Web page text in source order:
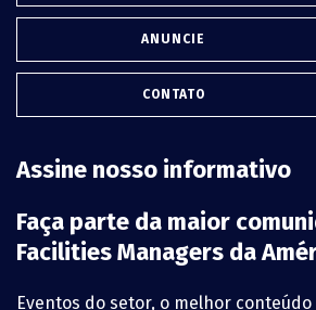
ANUNCIE
CONTATO
Assine nosso informativo
Faça parte da maior
Facilities Managers da
Eventos do setor, o melhor conteúdo